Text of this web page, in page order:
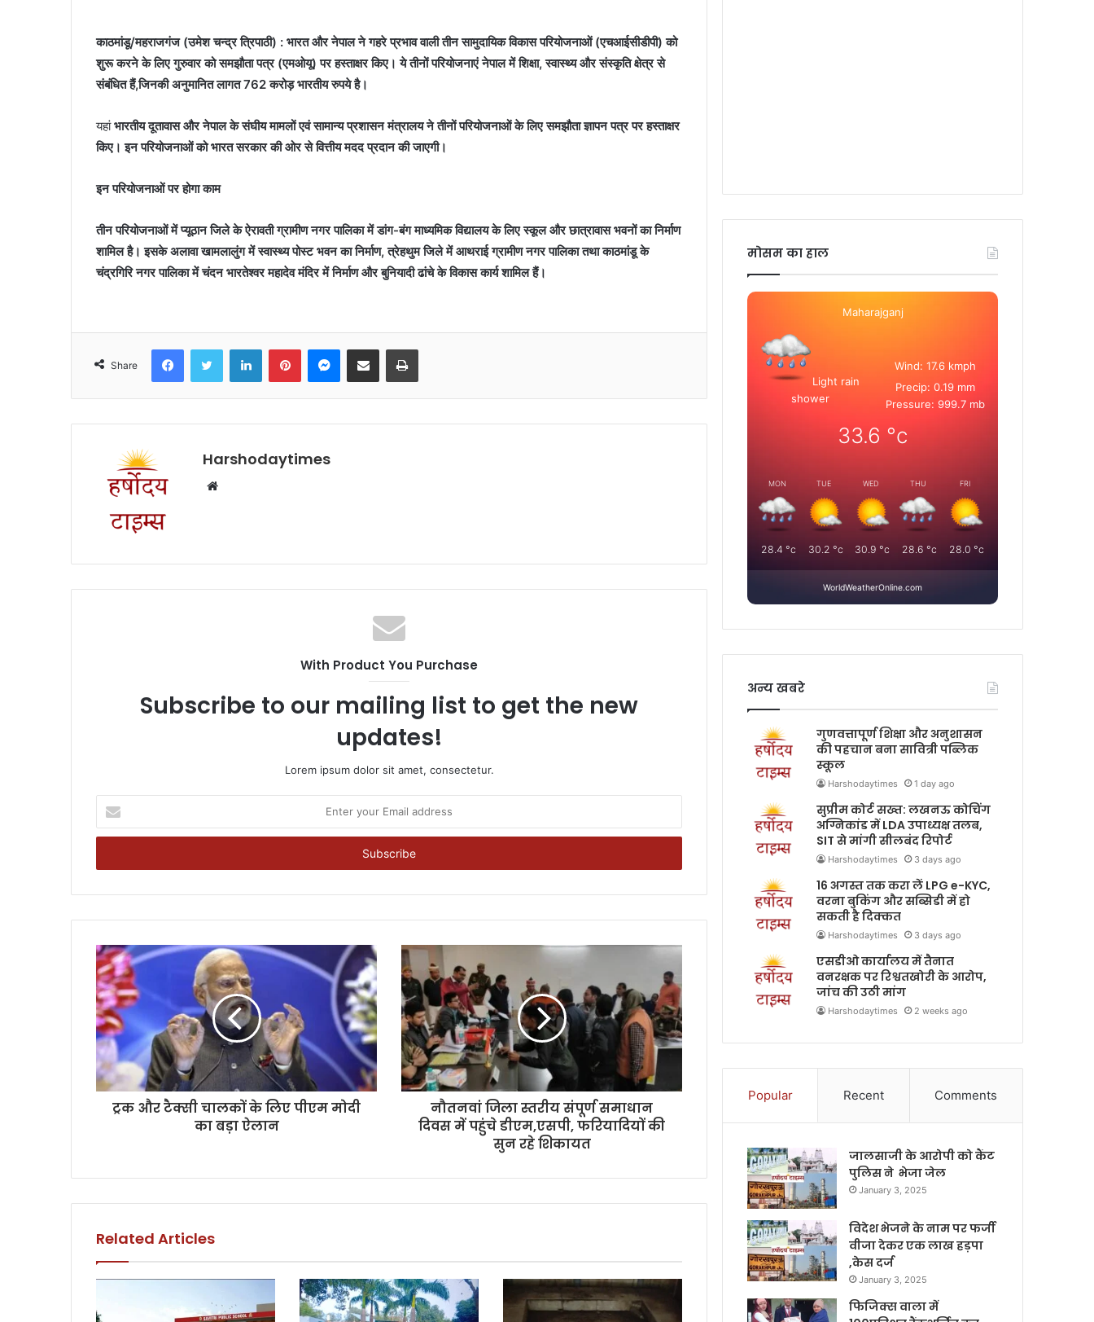
काठमांडू/महराजगंज (उमेश चन्द्र त्रिपाठी) : भारत और नेपाल ने गहरे प्रभाव वाली तीन सामुदायिक विकास परियोजनाओं (एचआईसीडीपी) को
शुरू करने के लिए गुरुवार को समझौता पत्र (एमओयू) पर हस्ताक्षर किए। ये तीनों परियोजनाएं नेपाल में शिक्षा, स्वास्थ्य और संस्कृति क्षेत्र से
संबंधित हैं,जिनकी अनुमानित लागत 762 करोड़ भारतीय रुपये है।
यहांभारतीय दूतावास और नेपाल के संघीय मामलों एवं सामान्य प्रशासन मंत्रालय ने तीनों परियोजनाओं के लिए समझौता ज्ञापन पत्र पर हस्ताक्षर
किए। इन परियोजनाओं को भारत सरकार की ओर से वित्तीय मदद प्रदान की जाएगी।
इन परियोजनाओं पर होगा काम
तीन परियोजनाओं में प्यूठान जिले के ऐरावती ग्रामीण नगर पालिका में डांग-बंग माध्यमिक विद्यालय के लिए स्कूल और छात्रावास भवनों का निर्माण
शामिल है। इसके अलावा खामलालुंग में स्वास्थ्य पोस्ट भवन का निर्माण, त्रेहथुम जिले में आथराई ग्रामीण नगर पालिका तथा काठमांडू के
चंद्रगिरि नगर पालिका में चंदन भारतेश्वर महादेव मंदिर में निर्माण और बुनियादी ढांचे के विकास कार्य शामिल हैं।
Share
FacebookTwitter LinkedInPinterestMessenger
Share via Email Print
Harshodaytimes
Website
With Product You Purchase
Subscribe to our mailing list to get the new
updates!
Lorem ipsum dolor sit amet, consectetur.
your
Email
ट्रक और टैक्सी चालकों के लिए पीएम मोदी
का बड़ा ऐलान
नौतनवां जिला स्तरीय संपूर्ण समाधान
दिवस में पहुंचे डीएम,एसपी, फरियादियों की
सुन रहे शिकायत
Related Articles
मोसम का हाल
Maharajganj
Light rain
shower
Wind: 17.6 kmph
Precip: 0.19 mm
Pressure: 999.7 mb
33.6 °c
MON
28.4 °c
TUE
30.2 °c
WED
30.9 °c
THU
28.6 °c
FRI
28.0 °c
WorldWeatherOnline.com
अन्य खबरे
गुणवत्तापूर्ण शिक्षा और अनुशासन
की पहचान बना सावित्री पब्लिक
स्कूल
Harshodaytimes 1 day ago
सुप्रीम कोर्ट सख्त: लखनऊ कोचिंग
अग्निकांड में LDA उपाध्यक्ष तलब,
SIT से मांगी सीलबंद रिपोर्ट
Harshodaytimes 3 days ago
16 अगस्त तक करा लें LPG e-KYC,
वरना बुकिंग और सब्सिडी में हो
सकती है दिक्कत
Harshodaytimes 3 days ago
एसडीओ कार्यालय में तैनात
वनरक्षक पर रिश्वतखोरी के आरोप,
जांच की उठी मांग
Harshodaytimes 2 weeks ago
Popular Recent Comments
जालसाजी के आरोपी को कैंट
पुलिस ने भेजा जेल
January 3, 2025
विदेश भेजने के नाम पर फर्जी
वीजा देकर एक लाख हड़पा
,केस दर्ज
January 3, 2025
फिजिक्स वाला में